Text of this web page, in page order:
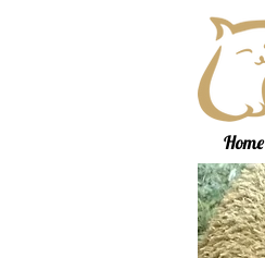
Home